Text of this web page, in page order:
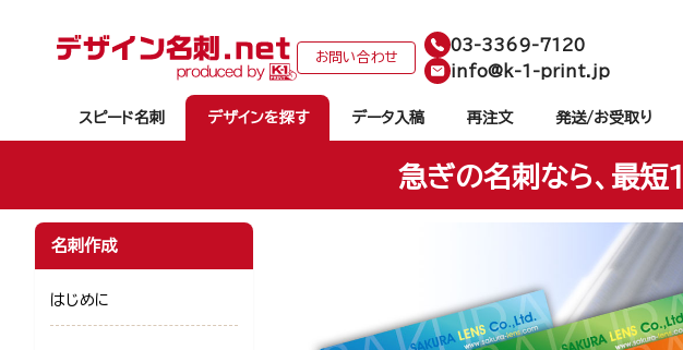
お問い合わせ
03-3369-7120
info@k-1-print.jp
スピード名刺 デザインを探す データ入稿 再注文 発送/お受取り
急ぎの名刺なら、最
名刺作成
はじめに